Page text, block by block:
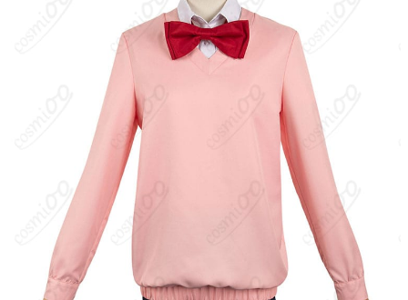
ルン）が、怪異や宇宙人に立ち向かう物語。綾瀬桃は強い霊感と
面倒見の良さを持つ快活なヒロインで、霊媒師の祖母・綾瀬星子
の影響で霊的素養が高い。仲間思いで行動力があり、物語の主軸
キャラクター設定
：綾瀬桃はごく普通の女子高生だが霊感が強
く、オカルンと出会ったことを機に怪異・宇宙人双方との戦いに
巻き込まれる。祖母・綾瀬星子ゆずりの霊的素養を開花させ、護
身・攻撃にも用いられる“気”や念動力めいた力で仲間を守る。明る
く快活で情に厚く、困っている人を放っておけない性格。学業や
日常と非日常の戦いを両立しながら、怪異の謎に迫っていく。